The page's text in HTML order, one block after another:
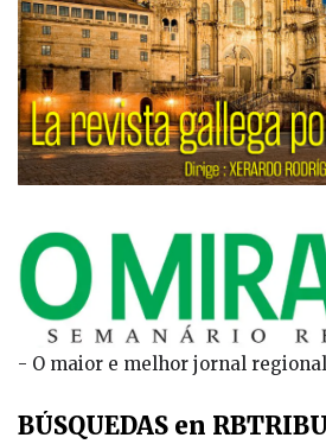
- O maior e melhor jornal
BÚSQUEDAS en